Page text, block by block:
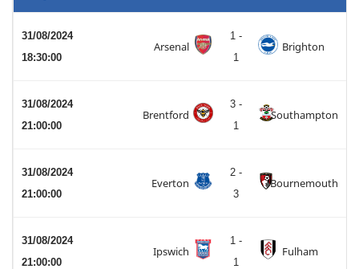
31/08/2024
18:30:00
Arsenal
1 -
1
Brighton
31/08/2024
21:00:00
Brentford
3 -
1
Southampton
31/08/2024
21:00:00
Everton
2 -
3
Bournemouth
31/08/2024
21:00:00
Ipswich
1 -
1
Fulham